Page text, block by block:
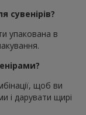
сувенірів?
упакована в
щоб ви
і дарувати щирі